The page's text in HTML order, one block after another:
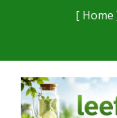
[ Home